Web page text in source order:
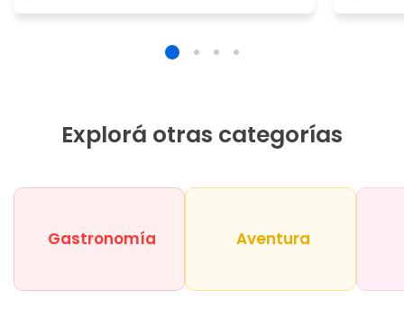
Explorá otras categorías
Gastronomía Aventura